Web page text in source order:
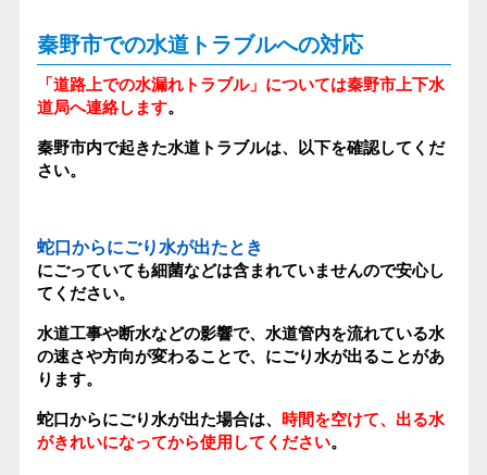
秦野市での水道トラブルへの対応
「道路上での水漏れトラブル」については秦野市上下水
道局へ連絡します。
秦野市内で起きた水道トラブルは、以下を確認してくだ
さい。
蛇口からにごり水が出たとき
にごっていても細菌などは含まれていませんので安心し
てください。
水道工事や断水などの影響で、水道管内を流れている水
の速さや方向が変わることで、にごり水が出ることがあ
ります。
蛇口からにごり水が出た場合は、 時間を空けて、出る水
がきれいになってから使用してください。